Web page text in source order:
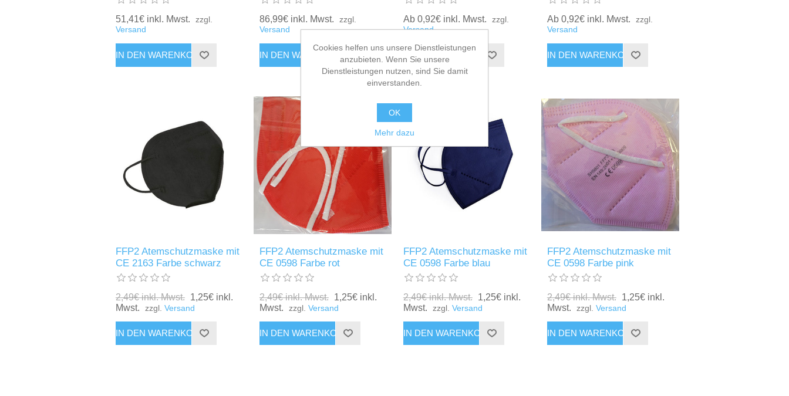
51,41€ inkl. Mwst.
zzgl.
Versand
86,99€ inkl. Mwst.
zzgl.
Versand
Ab 0,92€ inkl. Mwst.
zzgl.
Versand
Ab 0,92€ inkl. Mwst.
zzgl.
Versand
FFP2 Atemschutzmaske mit
CE 2163 Farbe schwarz
2,49€ inkl. Mwst. 1,25€ inkl.
Mwst.
zzgl. Versand
FFP2 Atemschutzmaske mit
CE 0598 Farbe rot
2,49€ inkl. Mwst. 1,25€ inkl.
Mwst.
zzgl. Versand
FFP2 Atemschutzmaske mit
CE 0598 Farbe blau
2,49€ inkl. Mwst. 1,25€ inkl.
Mwst.
zzgl. Versand
FFP2 Atemschutzmaske mit
CE 0598 Farbe pink
2,49€ inkl. Mwst.
1,25€ inkl.
Mwst.
zzgl. Versand
Cookies helfen uns unsere Dienstleistungen
anzubieten. Wenn Sie unsere
Dienstleistungen nutzen, sind Sie damit
einverstanden.
OK
Mehr dazu